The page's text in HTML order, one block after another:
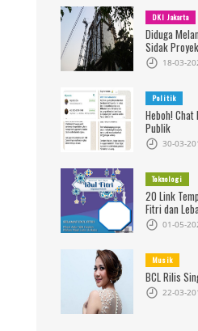
DKI Jakarta
Diduga
Sidak
18-03-
Politik
Heboh!
Publik
30-03-
Teknologi
20 Link
Fitri dan
01-05-
Musik
BCL Rilis
22-03-